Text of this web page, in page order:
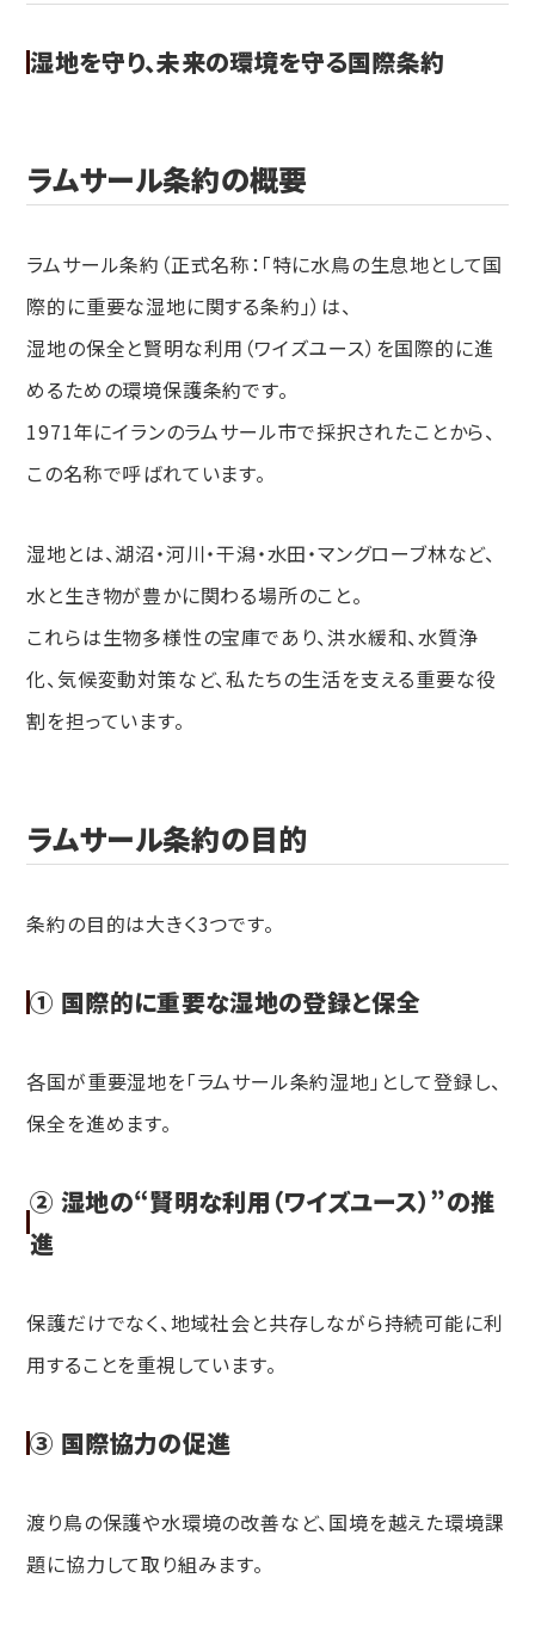
湿地を守り、未来の環境を守る国際条約
ラムサール条約の概要
ラムサール条約（正式名称：「特に水鳥の生息地として国
際的に重要な湿地に関する条約」）は、
湿地の保全と賢明な利用（ワイズユース）を国際的に進
めるための環境保護条約です。
1971年にイランのラムサール市で採択されたことから、
この名称で呼ばれています。
湿地とは、湖沼・河川・干潟・水田・マングローブ林など、
水と生き物が豊かに関わる場所のこと。
これらは生物多様性の宝庫であり、洪水緩和、水質浄
化、気候変動対策など、私たちの生活を支える重要な役
割を担っています。
ラムサール条約の目的
条約の目的は大きく3つです。
① 国際的に重要な湿地の登録と保全
各国が重要湿地を「ラムサール条約湿地」として登録し、
保全を進めます。
② 湿地の“賢明な利用（ワイズユース）”の推
進
保護だけでなく、地域社会と共存しながら持続可能に利
用することを重視しています。
③ 国際協力の促進
渡り鳥の保護や水環境の改善など、国境を越えた環境課
題に協力して取り組みます。